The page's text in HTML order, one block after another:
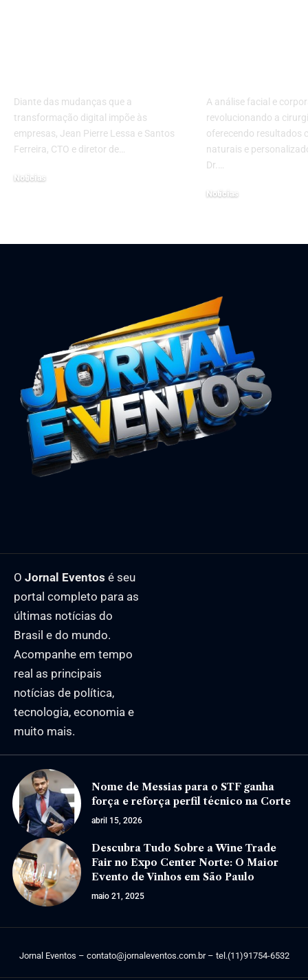
Diante das mudanças que a
transformação digital impõe às
empresas, Jean Pierre Lessa e Santos
Ferreira, CTO e diretor de…
Notícias
A análise facial e
revolucionando a
oferecendo resultados
naturais e
Dr.…
Notícias
O Jornal Eventos é seu
portal completo para as
últimas notícias do
Brasil e do mundo.
Acompanhe em tempo
real as principais
notícias de política,
tecnologia, economia e
muito mais.
Nome de Messias para o STF ganha
força e reforça perfil técnico na Corte
abril 15, 2026
Descubra Tudo Sobre a Wine Trade
Fair no Expo Center Norte: O Maior
Evento de Vinhos em São Paulo
maio 21, 2025
Jornal Eventos – contato@jornaleventos.com.br– tel.(11)91754-6532